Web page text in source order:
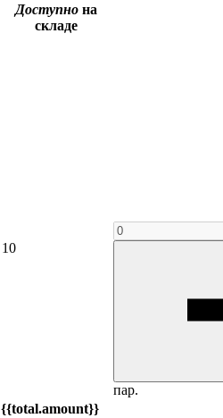
Доступно на
складе
10
пар.
{{total.amount}}